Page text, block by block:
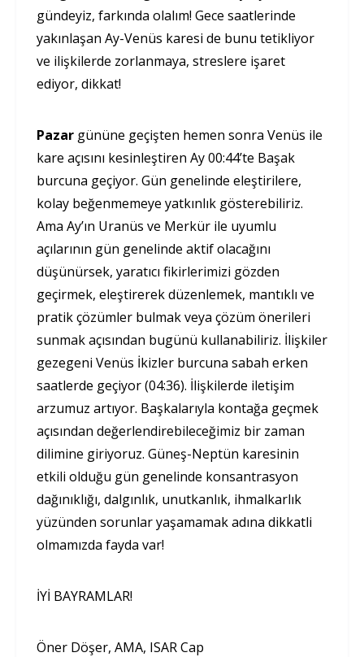
gündeyiz, farkında olalım! Gece saatlerinde
yakınlaşan Ay-Venüs karesi de bunu tetikliyor
ve ilişkilerde zorlanmaya, streslere işaret
ediyor, dikkat!
Pazar gününe geçişten hemen sonra Venüs ile
kare açısını kesinleştiren Ay 00:44’te Başak
burcuna geçiyor. Gün genelinde eleştirilere,
kolay beğenmemeye yatkınlık gösterebiliriz.
Ama Ay’ın Uranüs ve Merkür ile uyumlu
açılarının gün genelinde aktif olacağını
düşünürsek, yaratıcı fikirlerimizi gözden
geçirmek, eleştirerek düzenlemek, mantıklı ve
pratik çözümler bulmak veya çözüm önerileri
sunmak açısından bugünü kullanabiliriz. İlişkiler
gezegeni Venüs İkizler burcuna sabah erken
saatlerde geçiyor (04:36). İlişkilerde iletişim
arzumuz artıyor. Başkalarıyla kontağa geçmek
açısından değerlendirebileceğimiz bir zaman
dilimine giriyoruz. Güneş-Neptün karesinin
etkili olduğu gün genelinde konsantrasyon
dağınıklığı, dalgınlık, unutkanlık, ihmalkarlık
yüzünden sorunlar yaşamamak adına dikkatli
olmamızda fayda var!
İYİ BAYRAMLAR!
Öner Döşer, AMA, ISAR Cap